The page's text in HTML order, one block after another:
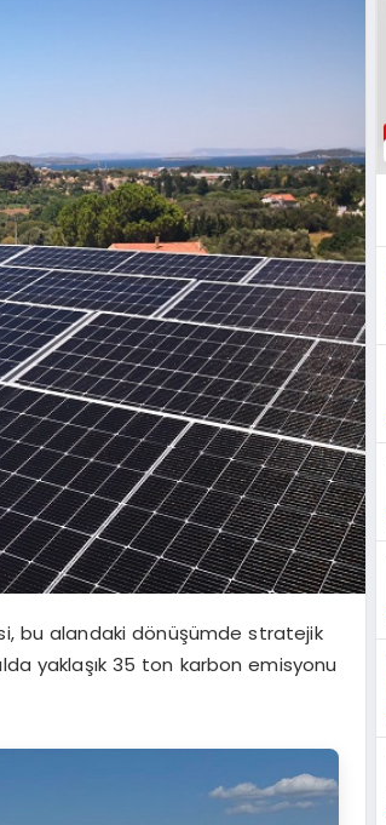
bu alandaki dönüşümde stratejik
yaklaşık 35 ton karbon emisyonu